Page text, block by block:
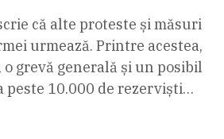
că alte proteste și măsuri
urmează. Printre acestea,
grevă generală și un posibil
peste 10.000 de rezerviști…